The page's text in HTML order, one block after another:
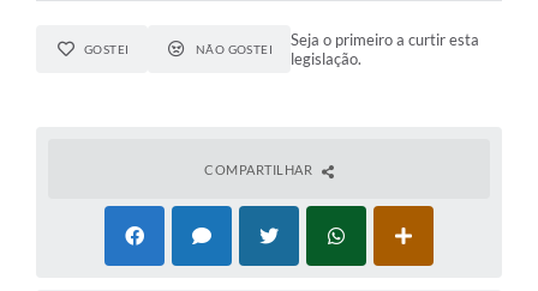
GOSTEI NÃO GOSTEI
Seja o primeiro a curtir esta
legislação.
COMPARTILHAR